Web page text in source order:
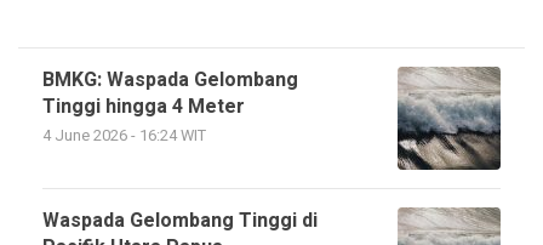
BMKG: Waspada Gelombang
Tinggi hingga 4 Meter
4 June 2026 - 16:24 WIT
Waspada Gelombang Tinggi di